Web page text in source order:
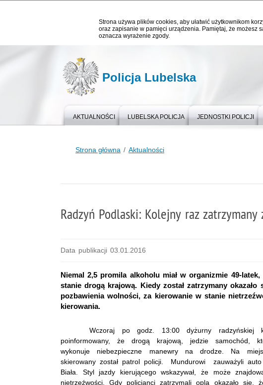
Strona używa plików cookies, aby ułatwić użytkownikom
oraz zapisanie w pamięci urządzenia. Pamiętaj, że możesz
oznacza wyrażenie zgody.
Policja Lubelska
AKTUALNOŚCI LUBELSKA POLICJA JEDNOSTKI POLICJI
Strona główna Aktualności
Radzyń Podlaski: Kolejny raz
Data publikacji 03.01.2016
Niemal 2,5 promila alkoholu miał w organizmie 49-
stanie drogą krajową. Kiedy został zatrzymany
pozbawienia wolności, za kierowanie w stanie
kierowania.
Wczoraj po godz. 13:00 dyżurny radzyńskiej
poinformowany, że drogą krajową, jedzie samochód,
wykonuje niebezpieczne manewry na drodze. Na
skierowany został patrol policji. Mundurowi zauważyli
Biała. Styl jazdy kierującego wskazywał, że może
nietrzeźwości. Gdy policjanci zatrzymali opla okazało się,